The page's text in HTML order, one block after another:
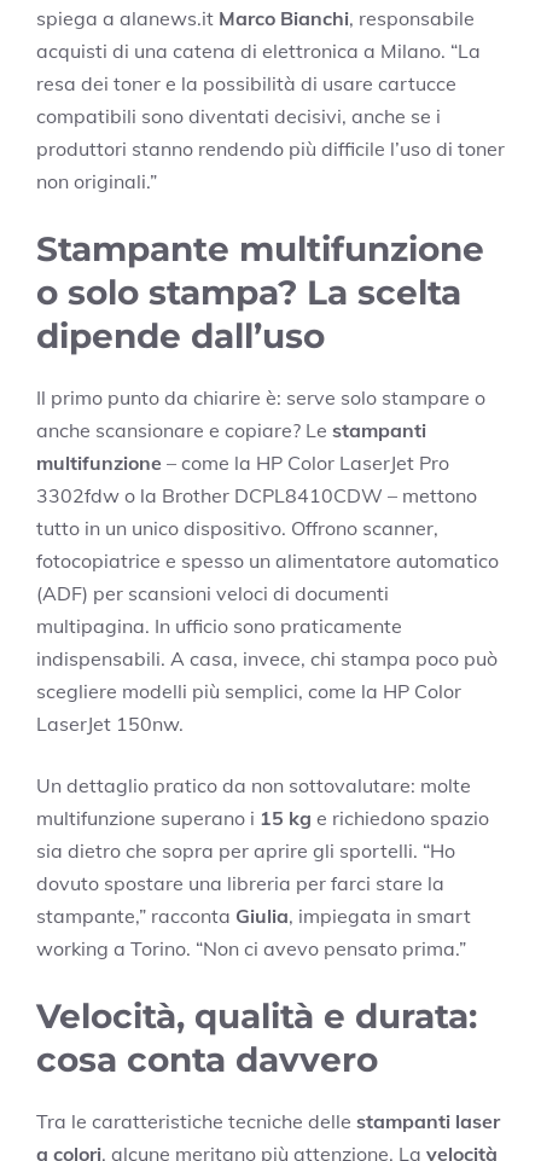
spiega a alanews.it Marco Bianchi, responsabile
acquisti di una catena di elettronica a Milano. “La
resa dei toner e la possibilità di usare cartucce
compatibili sono diventati decisivi, anche se i
produttori stanno rendendo più difficile l’uso di toner
non originali.”
Stampante multifunzione
o solo stampa? La scelta
dipende dall’uso
Il primo punto da chiarire è: serve solo stampare o
anche scansionare e copiare? Le stampanti
multifunzione – come la HP Color LaserJet Pro
3302fdw o la Brother DCPL8410CDW – mettono
tutto in un unico dispositivo. Offrono scanner,
fotocopiatrice e spesso un alimentatore automatico
(ADF) per scansioni veloci di documenti
multipagina. In ufficio sono praticamente
indispensabili. A casa, invece, chi stampa poco può
scegliere modelli più semplici, come la HP Color
LaserJet 150nw.
Un dettaglio pratico da non sottovalutare: molte
multifunzione superano i 15 kg e richiedono spazio
sia dietro che sopra per aprire gli sportelli. “Ho
dovuto spostare una libreria per farci stare la
stampante,” racconta Giulia, impiegata in smart
working a Torino. “Non ci avevo pensato prima.”
Velocità, qualità e durata:
cosa conta davvero
Tra le caratteristiche tecniche delle stampanti laser
a colori, alcune meritano più attenzione. La velocità